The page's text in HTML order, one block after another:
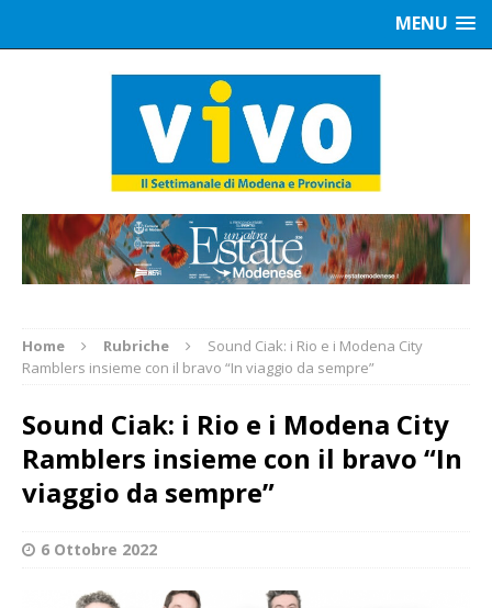
MENU
Home Rubriche
Sound Ciak: i Rio e i Modena City
Ramblers insieme con il bravo “In viaggio da sempre”
Sound Ciak: i Rio e i Modena City
Ramblers insieme con il bravo “In
viaggio da sempre”
6 Ottobre 2022